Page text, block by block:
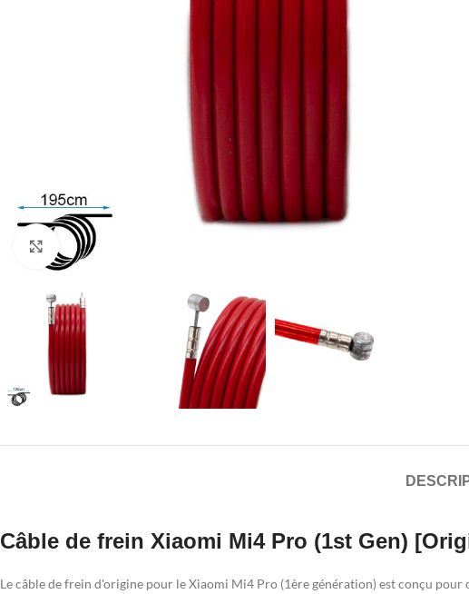
Click to enlarge
Câble de frein Xiaomi Mi4 Pro (1st Gen)
Le câble de frein d'origine pour le Xiaomi Mi4 Pro (1ère génération) est conçu